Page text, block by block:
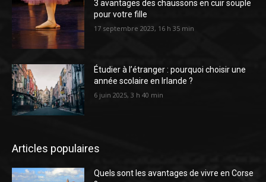
3 avantages des chaussons en cuir souple
pour votre fille
17 septembre 2023, 16 h 35 min
Étudier à l’étranger : pourquoi choisir une
année scolaire en Irlande ?
6 juin 2025, 3 h 40 min
Articles populaires
Quels sont les avantages de vivre en Corse